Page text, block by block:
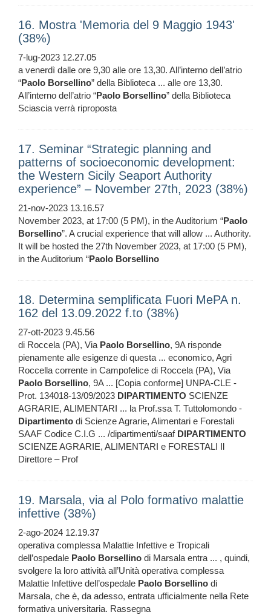
16. Mostra 'Memoria del 9 Maggio 1943'
(38%)
7-lug-2023 12.27.05
a venerdì dalle ore 9,30 alle ore 13,30. All’interno dell’atrio
“Paolo Borsellino” della Biblioteca ... alle ore 13,30.
All’interno dell’atrio “Paolo Borsellino” della Biblioteca
Sciascia verrà riproposta
17. Seminar “Strategic planning and
patterns of socioeconomic development:
the Western Sicily Seaport Authority
experience” – November 27th, 2023 (38%)
21-nov-2023 13.16.57
November 2023, at 17:00 (5 PM), in the Auditorium “Paolo
Borsellino”. A crucial experience that will allow ... Authority.
It will be hosted the 27th November 2023, at 17:00 (5 PM),
in the Auditorium “Paolo Borsellino
18. Determina semplificata Fuori MePA n.
162 del 13.09.2022 f.to (38%)
27-ott-2023 9.45.56
di Roccela (PA), Via Paolo Borsellino, 9A risponde
pienamente alle esigenze di questa ... economico, Agri
Roccella corrente in Campofelice di Roccela (PA), Via
Paolo Borsellino, 9A ... [Copia conforme] UNPA-CLE -
Prot. 134018-13/09/2023 DIPARTIMENTO SCIENZE
AGRARIE, ALIMENTARI ... la Prof.ssa T. Tuttolomondo -
Dipartimento di Scienze Agrarie, Alimentari e Forestali
SAAF Codice C.I.G ... /dipartimenti/saaf DIPARTIMENTO
SCIENZE AGRARIE, ALIMENTARI e FORESTALI Il
Direttore – Prof
19. Marsala, via al Polo formativo malattie
infettive (38%)
2-ago-2024 12.19.37
operativa complessa Malattie Infettive e Tropicali
dell’ospedale Paolo Borsellino di Marsala entra ... , quindi,
svolgere la loro attività all’Unità operativa complessa
Malattie Infettive dell’ospedale Paolo Borsellino di
Marsala, che è, da adesso, entrata ufficialmente nella Rete
formativa universitaria. Rassegna